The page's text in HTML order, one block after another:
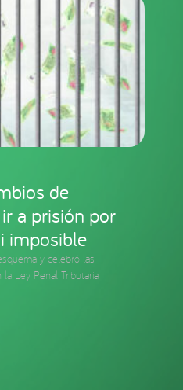
de
a prisión por
imposible
y celebró las
Ley Penal Tributaria